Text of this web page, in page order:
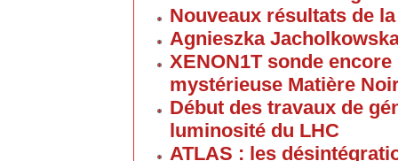
Nouveaux résultats de
Agnieszka
XENON1T sonde
mystérieuse Matière
Début des travaux de
luminosité du LHC
ATLAS : les